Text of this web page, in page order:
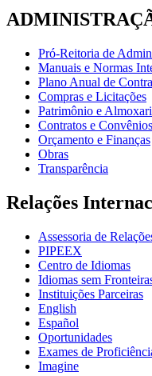
Pró-Reitoria de
Manuais e Normas
Plano Anual de
Compras e Licitações
Patrimônio e
Contratos e Convênios
Orçamento e Finanças
Obras
Transparência
Relações
Assessoria de
PIPEEX
Centro de Idiomas
Idiomas sem
Instituições Parceiras
English
Español
Oportunidades
Exames de
Imagine